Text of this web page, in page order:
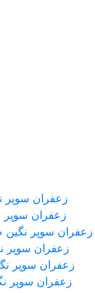
زعفران سوپر
زعفران سوپر
زعفران سوپر نگین
زعفران سوپر
زعفران سوپر
زعفران سوپر